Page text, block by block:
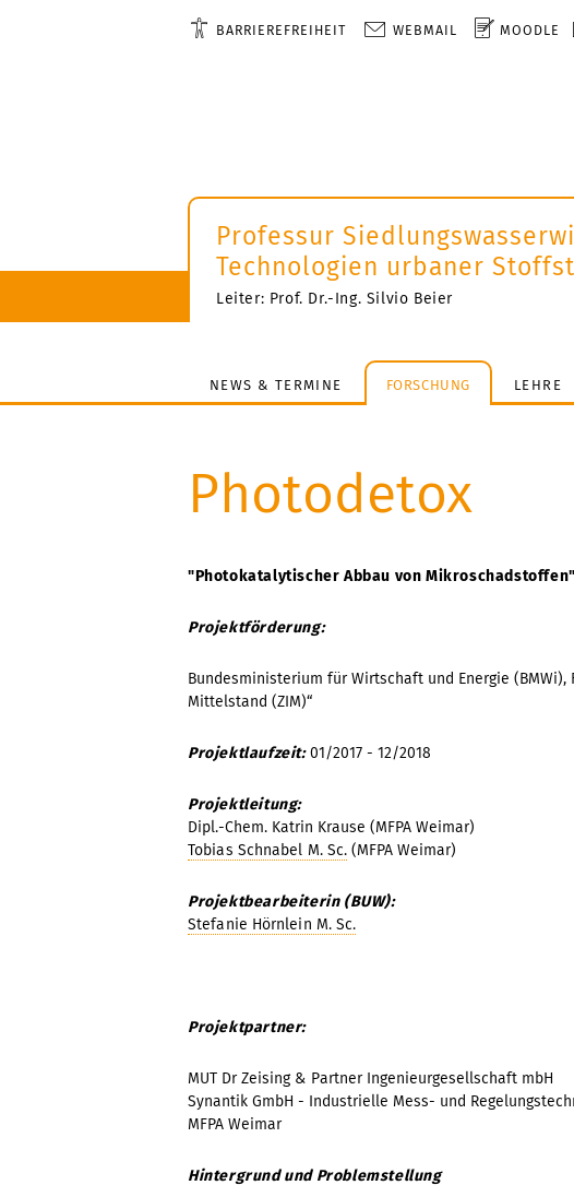
BARRIEREFREIHEIT WEBMAIL MOODLE
Professur
Technologien urbaner
Leiter: Prof. Dr.-Ing. Silvio Beier
NEWS & TERMINE FORSCHUNG LEHRE
Photodetox
"Photokatalytischer Abbau von Mikroschadstoffen"
Projektförderung:
Bundesministerium für Wirtschaft und Energie
Mittelstand (ZIM)“
Projektlaufzeit:01/2017 - 12/2018
Projektleitung:
Dipl.-Chem. Katrin Krause (MFPA Weimar)
Tobias Schnabel M. Sc. (MFPA Weimar)
Projektbearbeiterin (BUW):
Stefanie Hörnlein M. Sc.
Projektpartner:
MUT Dr Zeising & Partner Ingenieurgesellschaft mbH
Synantik GmbH - Industrielle Mess- und
MFPA Weimar
Hintergrund und Problemstellung